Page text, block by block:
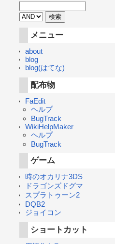
メニュー
about
blog
blog(はてな)
配布物
FaEdit
ヘルプ
BugTrack
WikiHelpMaker
ヘルプ
BugTrack
ゲーム
時のオカリナ3DS
ドラゴンズドグマ
スプラトゥーン2
DQB2
ジョイコン
ショートカット